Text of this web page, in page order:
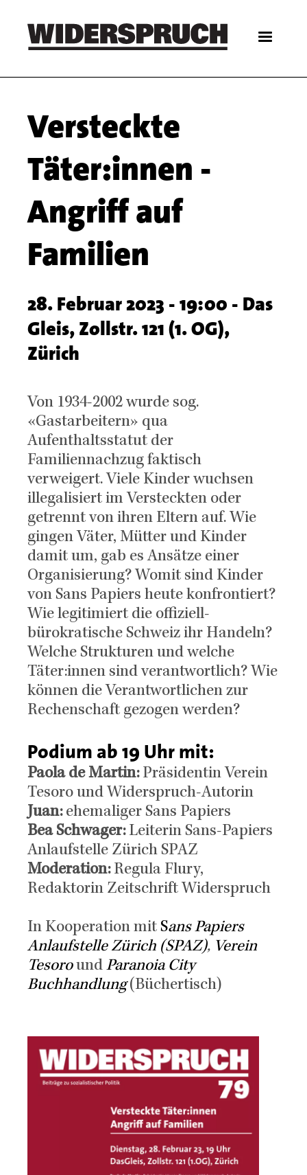
content
navigation
Versteckte
Täter:innen -
Angriff auf
Familien
28. Februar 2023 - 19:00 - Das
Gleis, Zollstr. 121 (1. OG),
Zürich
Teaser
Von 1934-2002 wurde sog.
«Gastarbeitern» qua
Aufenthaltsstatut der
Familiennachzug faktisch
verweigert. Viele Kinder wuchsen
illegalisiert im Versteckten oder
getrennt von ihren Eltern auf. Wie
gingen Väter, Mütter und Kinder
damit um, gab es Ansätze einer
Organisierung? Womit sind Kinder
von Sans Papiers heute konfrontiert?
Wie legitimiert die offiziell-
bürokratische Schweiz ihr Handeln?
Welche Strukturen und welche
Täter:innen sind verantwortlich? Wie
können die Verantwortlichen zur
Rechenschaft gezogen werden?
Podium ab 19 Uhr mit:
Paola de Martin:Präsidentin Verein
Tesoro und Widerspruch-Autorin
Juan:ehemaliger Sans Papiers
Bea Schwager:Leiterin Sans-Papiers
Anlaufstelle Zürich SPAZ
Moderation:Regula Flury,
Redaktorin Zeitschrift Widerspruch
In Kooperation mit Sans Papiers
Anlaufstelle Zürich (SPAZ), Verein
Tesoround Paranoia City
Buchhandlung(Büchertisch)